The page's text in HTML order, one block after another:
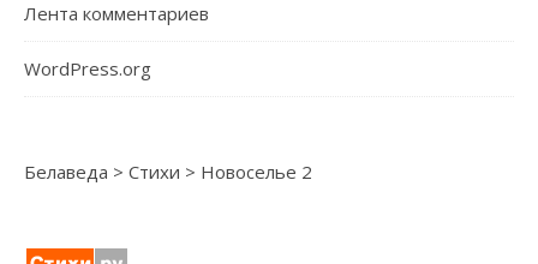
Лента комментариев
WordPress.org
Белаведа > Стихи > Новоселье 2